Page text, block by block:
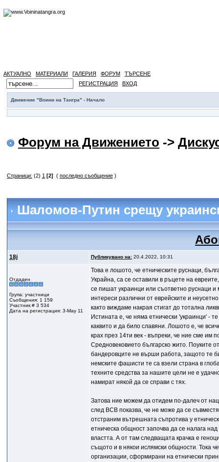
АКТУАЛНО МАТЕРИАЛИ ГАЛЕРИЯ ФОРУМ
ТЪРСЕНЕ
РЕГИСТРАЦИЯ
ВХОД
Движение "Воини на Тангра" - Начало
Форум на Движението ->
Страници: (2) 1 [2] ( последно съобщение)
Шаломов-Путин срещу
18j Публикувано на:20.4.2022, 10:31
Отдаден
Група: участници
Съобщения: 1 159
Участник # 3 534
Дата на регистрация: 3-May 11
Това е лошото, че етническите руснаци,
Украйна, са се оставили в ръцете на
се пишат украинци или съответно руснаци
интереси различни от еврейските и
както виждаме накрая стигат до тотална
Истината е, че няма етнически 'украинци' -
каквито и да било славяни. Лошото е, че
крах през 14ти век - въпреки, че ние сме им
Средновековието българско жито. Поуките
бандеровците не върши работа, защото те
немските фашисти те са взели страна в
техните средства за нашите цели не е
намират някой да се справи с тях.
Затова ние можем да отидем по-далеч от
след ВСВ показва, че не може да се
отстраним вътрешната съпротива у
етническа общност започва да се налага
властта. А от там следващата крачка е
същото и в някои ислямски общности. Тока
организации, сформирани на етнически